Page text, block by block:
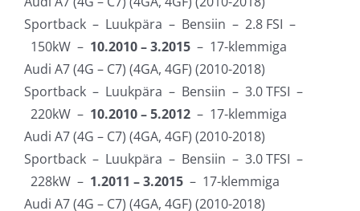
Sportback – Luukpära – Bensiin – 2.8 FSI –
150kW – 10.2010 – 3.2015 – 17-klemmiga
Audi A7 (4G – C7) (4GA, 4GF) (2010-2018)
Sportback – Luukpära – Bensiin – 3.0 TFSI –
220kW – 10.2010 – 5.2012 – 17-klemmiga
Audi A7 (4G – C7) (4GA, 4GF) (2010-2018)
Sportback – Luukpära – Bensiin – 3.0 TFSI –
228kW – 1.2011 – 3.2015 – 17-klemmiga
Audi A7 (4G – C7) (4GA, 4GF) (2010-2018)